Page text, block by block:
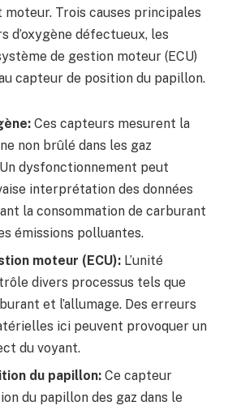
moteur. Trois causes principales
d’oxygène défectueux, les
de gestion moteur (ECU)
capteur de position du papillon.
Ces capteurs mesurent la
non brûlé dans les gaz
dysfonctionnement peut
interprétation des données
la consommation de carburant
émissions polluantes.
moteur (ECU): L’unité
divers processus tels que
et l’allumage. Des erreurs
ici peuvent provoquer un
du voyant.
du papillon: Ce capteur
du papillon des gaz dans le